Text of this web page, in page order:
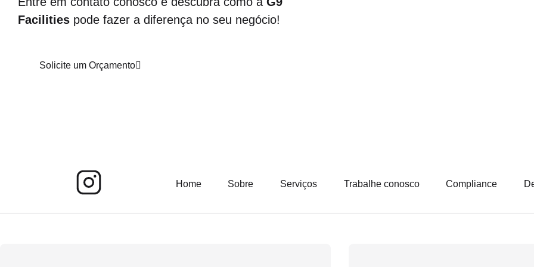
Facilities pode fazer a diferença no seu negócio!
Solicite um Orçamento
Home Sobre Serviços Trabalhe conosco Compliance